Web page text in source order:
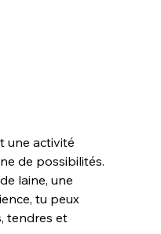
une activité
de possibilités.
laine, une
tu peux
tendres et